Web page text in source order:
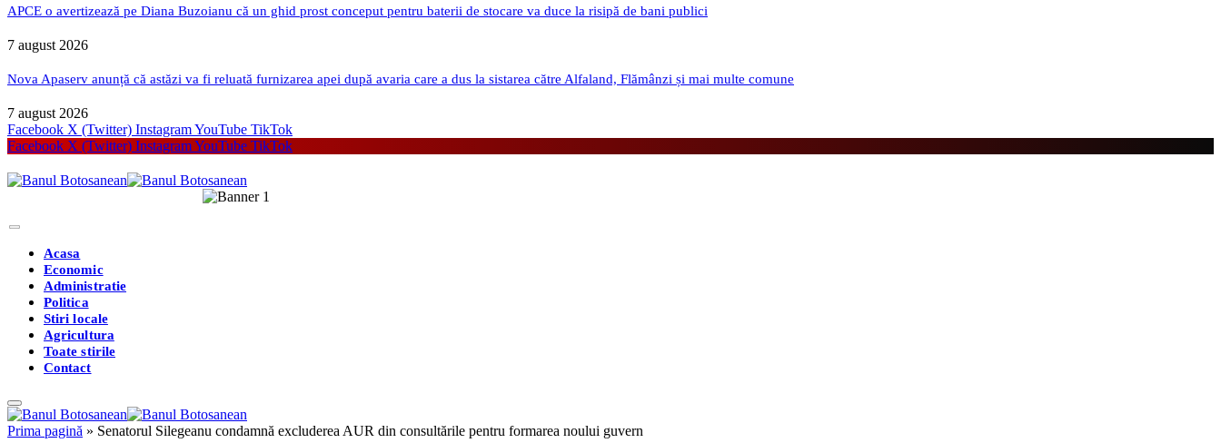
APCE o avertizează pe Diana Buzoianu că un ghid prost conceput pentru baterii de stocare va duce la risipă de bani publici
7 august 2026
Nova Apaserv anunță că astăzi va fi reluată furnizarea apei după avaria care a dus la sistarea către Alfaland, Flămânzi și mai multe comune
7 august 2026
Facebook X (Twitter) InstagramYouTube TikTok
Facebook X (Twitter) InstagramYouTube TikTok
Acasa
Economic
Administratie
Politica
Stiri locale
Agricultura
Toate stirile
Contact
Prima pagină » Senatorul Silegeanu condamnă excluderea AUR din consultările pentru formarea noului guvern